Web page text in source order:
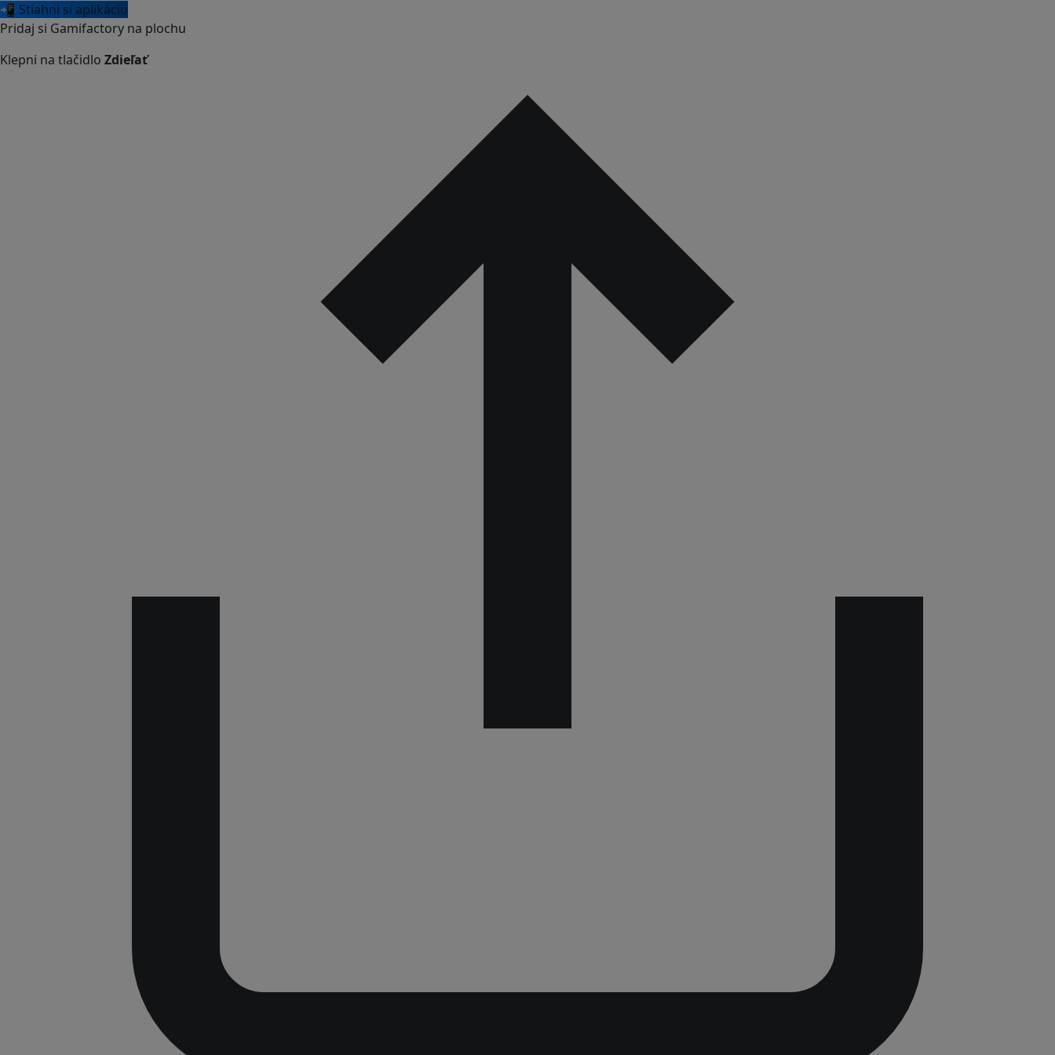
📲 Stiahni si aplikáciu
Pridaj si Gamifactory na plochu
Klepni na tlačidlo Zdieľať